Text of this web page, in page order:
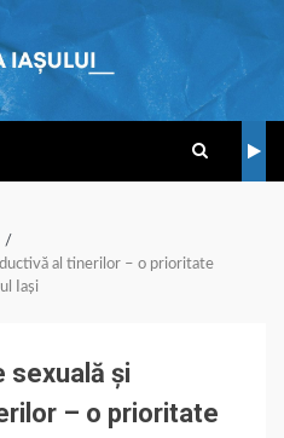
al tinerilor – o prioritate
Iași
sexuală și
– o prioritate